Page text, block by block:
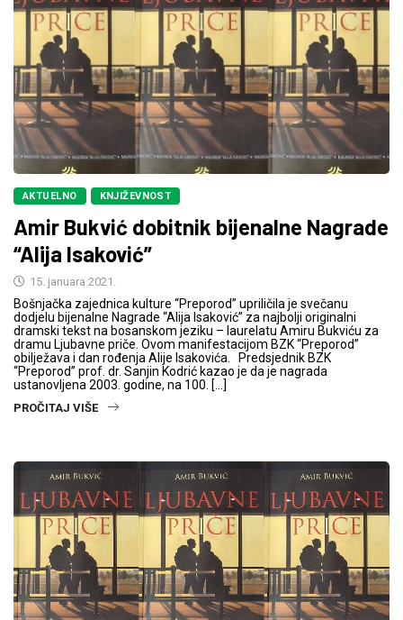
AKTUELNO KNJIŽEVNOST
Amir Bukvić dobitnik bijenalne Nagrade
“Alija Isaković”
15. januara 2021.
Bošnjačka zajednica kulture “Preporod” upriličila je svečanu
dodjelu bijenalne Nagrade “Alija Isaković” za najbolji originalni
dramski tekst na bosanskom jeziku – laurelatu Amiru Bukviću za
dramu Ljubavne priče. Ovom manifestacijom BZK “Preporod”
obilježava i dan rođenja Alije Isakovića. Predsjednik BZK
“Preporod” prof. dr. Sanjin Kodrić kazao je da je nagrada
ustanovljena 2003. godine, na 100. […]
PROČITAJ VIŠE